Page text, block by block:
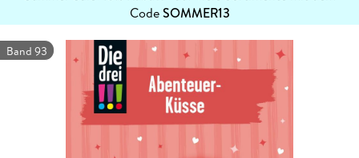
CodeSOMMER13
erfahren
Band 93